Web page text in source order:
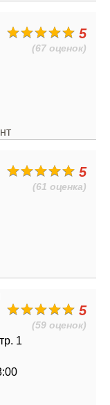
5
(67 оценок)
5
(61 оценка)
5
(59 оценок)
1